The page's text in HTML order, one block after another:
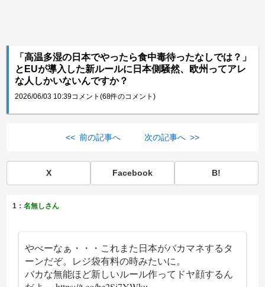
「高温多湿の日本でやったら食中毒待ったなしでは？」
とEUが導入した新ルールに日本側騒然、欧州ってアレ
な人しかいないんですか？
2026/06/03 10:39コメント(68件のコメント)
<< 前の記事へ 次の記事へ >>
X Facebook B!
1：名無しさん
やべーなぁ・・・これまた日本がバカマネするタ
ーンだぞ。レジ袋有料の時みたいに。
バカな無能ほど新しいルール作ってドヤ顔するん